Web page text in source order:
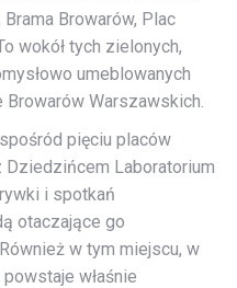
Browarów, Plac
wokół tych zielonych,
umeblowanych
Warszawskich.
pięciu placów
Dziedzińcem Laboratorium
i spotkań
otaczające go
w tym miejscu, w
właśnie